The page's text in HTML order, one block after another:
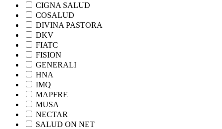
CIGNA SALUD
COSALUD
DIVINA PASTORA
DKV
FIATC
FISION
GENERALI
HNA
IMQ
MAPFRE
MUSA
NECTAR
SALUD ON NET